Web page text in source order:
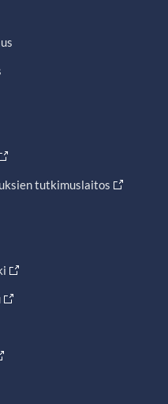
tutkimuslaitos